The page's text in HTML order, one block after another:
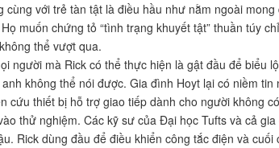
cùng với trẻ tàn tật là điều hầu như nằm ngoài
muốn chứng tỏ “tình trạng khuyết tật” thuần túy
thể vượt qua.
người mà Rick có thể thực hiện là gật đầu để biểu
không thể nói được. Gia đình Hoyt lại có niềm
cứu thiết bị hỗ trợ giao tiếp dành cho người không
thử nghiệm. Các kỹ sư của Đại học Tufts và cả
Rick dùng đầu để điều khiển công tắc điện và